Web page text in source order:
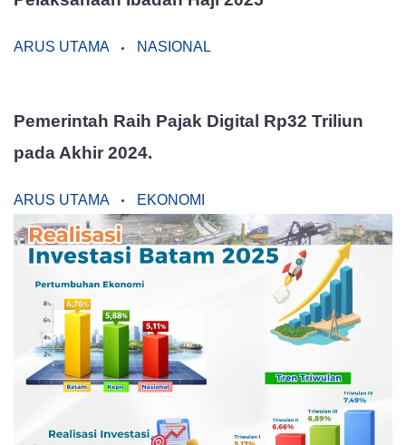
ARUS UTAMA NASIONAL
Pemerintah Raih Pajak Digital Rp32 Triliun
pada Akhir 2024.
ARUS UTAMA EKONOMI